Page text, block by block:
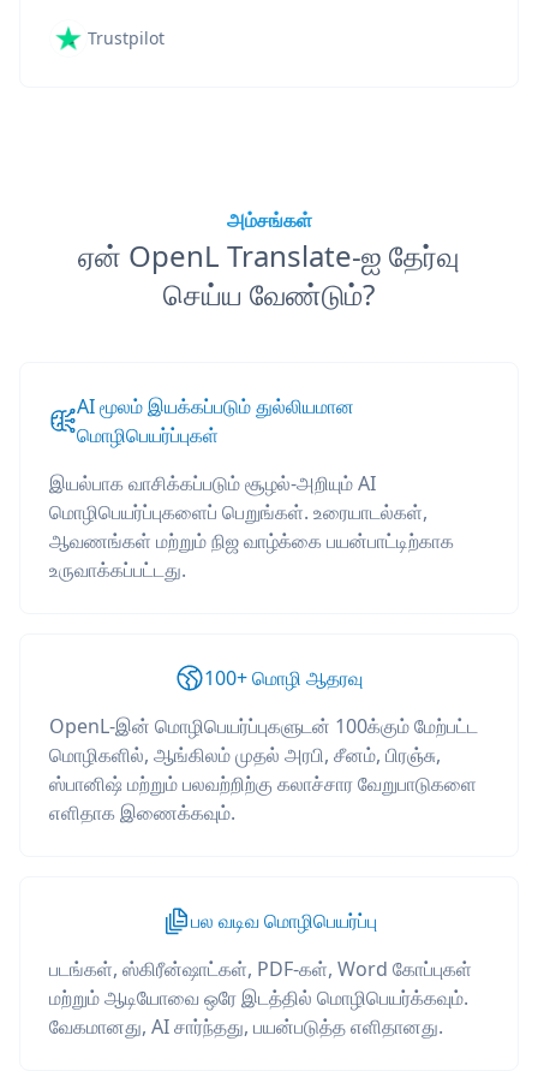
Trustpilot
அம்சங்கள்
ஏன் OpenL Translate-ஐ தேர்வு
செய்ய வேண்டும்?
AI மூலம் இயக்கப்படும் துல்லியமான
மொழிபெயர்ப்புகள்
இயல்பாக வாசிக்கப்படும் சூழல்-அறியும் AI
மொழிபெயர்ப்புகளைப் பெறுங்கள். உரையாடல்கள்,
ஆவணங்கள் மற்றும் நிஜ வாழ்க்கை பயன்பாட்டிற்காக
உருவாக்கப்பட்டது.
100+ மொழி ஆதரவு
OpenL-இன் மொழிபெயர்ப்புகளுடன் 100க்கும் மேற்பட்ட
மொழிகளில், ஆங்கிலம் முதல் அரபி, சீனம், பிரஞ்சு,
ஸ்பானிஷ் மற்றும் பலவற்றிற்கு கலாச்சார வேறுபாடுகளை
எளிதாக இணைக்கவும்.
பல வடிவ மொழிபெயர்ப்பு
படங்கள், ஸ்கிரீன்ஷாட்கள், PDF-கள், Word கோப்புகள்
மற்றும் ஆடியோவை ஒரே இடத்தில் மொழிபெயர்க்கவும்.
வேகமானது, AI சார்ந்தது, பயன்படுத்த எளிதானது.